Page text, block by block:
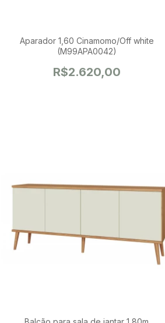
Aparador 1,60 Cinamomo/Off white
(M99APA0042)
R$2.620,00